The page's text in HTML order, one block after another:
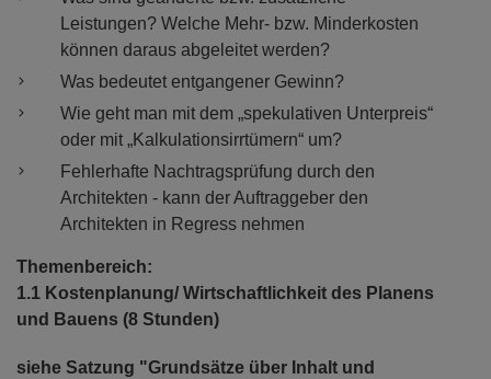
Leistungen? Welche Mehr- bzw. Minderkosten
können daraus abgeleitet werden?
Was bedeutet entgangener Gewinn?
Wie geht man mit dem „spekulativen Unterpreis“
oder mit „Kalkulationsirrtümern“ um?
Fehlerhafte Nachtragsprüfung durch den
Architekten - kann der Auftraggeber den
Architekten in Regress nehmen
Themenbereich:
1.1 Kostenplanung/ Wirtschaftlichkeit des Planens
und Bauens (8 Stunden)
siehe Satzung "Grundsätze über Inhalt und